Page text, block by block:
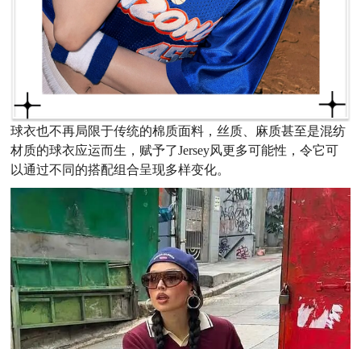
球衣也不再局限于传统的棉质面料，丝质、麻质甚至是混纺
材质的球衣应运而生，赋予了Jersey风更多可能性，令它可
以通过不同的搭配组合呈现多样变化。